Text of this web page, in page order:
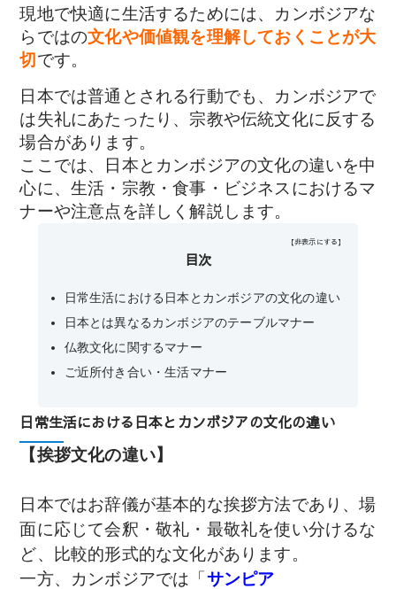
現地で快適に生活するためには、カンボジアな
らではの文化や価値観を理解しておくことが大
切 です。
日本では普通とされる行動でも、カンボジアで
は失礼にあたったり、宗教や伝統文化に反する
場合があります。
ここでは、日本とカンボジアの文化の違いを中
心に、生活・宗教・食事・ビジネスにおけるマ
ナーや注意点を詳しく解説します。
目次
【非表示にする】
日常生活における日本とカンボジアの文化の違い
日本とは異なるカンボジアのテーブルマナー
仏教文化に関するマナー
ご近所付き合い・生活マナー
日常生活における日本とカンボジアの文化の違い
【挨拶文化の違い】
日本ではお辞儀が基本的な挨拶方法であり、場
面に応じて会釈・敬礼・最敬礼を使い分けるな
ど、比較的形式的な文化があります。
一方、カンボジアでは「 サンピア